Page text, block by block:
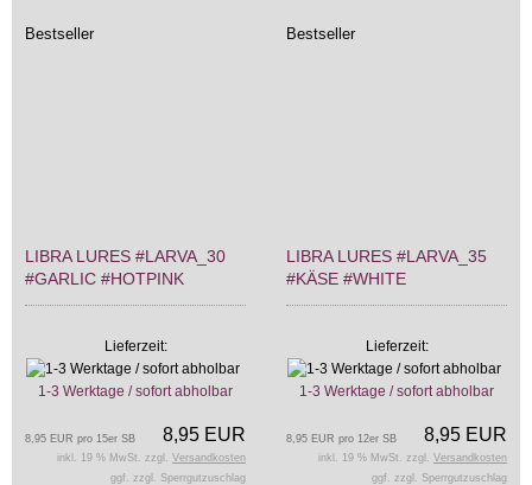
Bestseller
LIBRA LURES #LARVA_30
#GARLIC #HOTPINK
Lieferzeit:
1-3 Werktage / sofort abholbar
8,95 EUR
8,95 EUR pro 15er SB
inkl. 19 % MwSt. zzgl. Versandkosten
ggf. zzgl. Sperrgutzuschlag
Bestseller
LIBRA LURES #LARVA_35
#KÄSE #WHITE
Lieferzeit:
1-3 Werktage / sofort abholbar
8,95 EUR
8,95 EUR pro 12er SB
inkl. 19 % MwSt. zzgl. Versandkosten
ggf. zzgl. Sperrgutzuschlag